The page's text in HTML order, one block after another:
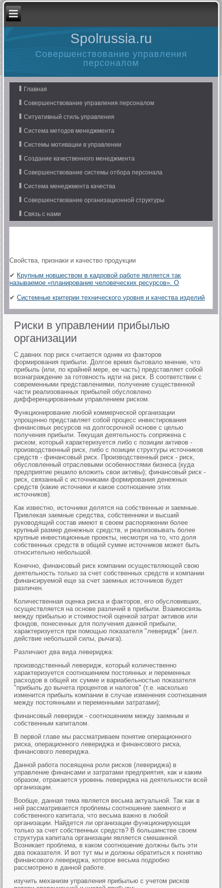
Spolrussia.ru
Совершенствование управления
персоналом
Главная
Совершенствование управления персоналом
Ситуативный стиль управления
Система методов менеджмента
Системы мотивации в управлении
Создание качественного менеджмента
Совершенствование системы отбора персонала
Система менеджмента качества
Совершенствование организационной структуры
Связь с нами
Свойства, признаки и качество продукции
✔ Крупным новшеством в кадровой работе является так
называемое «планирование человеческих ресурсов». О
✔Системные критерии технического уровня и качества изделий
Риски в управлении прибылью
организации
С давних пор риск считается одним из факторов
формирования прибыли. Долгое время бытовало мнение, что
прибыль (или, по крайней мере, ее часть) представляет собой
вознаграждение за готовность идти на риск. В соответствии с
современными представлениями, получение существенной
части реализованных прибылей обусловлено
дифференцированным управлением риском.
Функционирование любой коммерческой организации
упрощенно представляет собой процесс инвестирования
финансовых ресурсов на долгосрочной основе с целью
получения прибыли. Текущая деятельность сопряжена с
риском, который характеризуется либо с позиции активов -
производственный риск, либо с позиции структуры источников
средств - финансовый риск. Производственный риск - риск,
обусловленный отраслевыми особенностями бизнеса (куда
предприятие решило вложить свои активы); финансовый риск -
риск, связанный с источниками формирования денежных
средств (какие источники и какое соотношение этих
источников).
Как известно, источники делятся на собственные и заемные.
Привлекая заемные средства, собственники и высший
руководящий состав имеют в своем распоряжении более
крупный размер денежных средств, и реализовывать более
крупные инвестиционные проекты, несмотря на то, что доля
собственных средств в общей сумме источников может быть
относительно небольшой.
Конечно, финансовый риск компании осуществляющей свою
деятельность только за счет собственных средств и компании
финансируемой еще за счет заемных источников будет
различен.
Количественная оценка риска и факторов, его обусловивших,
осуществляется на основе различий в прибыли. Взаимосвязь
между прибылью и стоимостной оценкой затрат активов или
фондов, понесенных для получения данной прибыли,
характеризуется при помощью показателя "леверидж" (англ.
действие небольшой силы, рычага).
Различают два вида левериджа:
производственный леверидж, который количественно
характеризуется соотношением постоянных и переменных
расходов в общей их сумме и вариабельностью показателя
"прибыль до вычета процентов и налогов" (т.е. насколько
изменится прибыль компании в случае изменения соотношения
между постоянными и переменными затратами);
финансовый леверидж - соотношением между заемным и
собственным капиталом.
В первой главе мы рассматриваем понятие операционного
риска, операционного левериджа и финансового риска,
финансового левериджа.
Данной работа посвящена роли рисков (левериджа) в
управление финансами и затратами предприятия, как и каким
образом, отражается уровень левериджа на деятельности всей
организации.
Вообще, данная тема является весьма актуальной. Так как в
ней рассматривается проблемы соотношение заемного и
собственного капитала, что весьма важно в любой
организации. Найдется ли организации функционирующая
только за счет собственных средств? В большинстве своем
структура капитала организации является смешанной.
Возникает проблема, в каком соотношение должны быть эти
два показателя. И вот тут мы и должны обратиться к понятию
финансового левериджа, которое весьма подробно
рассмотрено в данной работе.
изучить механизм управления прибылью с учетом рисков